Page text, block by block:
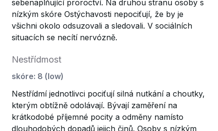
sebenaplňující proroctví. Na druhou stranu osoby s
nízkým skóre Ostýchavosti nepociťují, že by je
všichni okolo odsuzovali a sledovali. V sociálních
situacích se necítí nervózně.
Nestřídmost
skóre: 8 (low)
Nestřídmí jednotlivci pociťují silná nutkání a choutky,
kterým obtížně odolávají. Bývají zaměření na
krátkodobé příjemné pocity a odměny namísto
dlouhodobých dopadů jejich činů. Osoby s nízkým